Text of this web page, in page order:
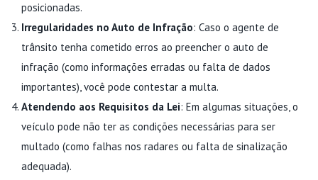
posicionadas.
Irregularidades no Auto de Infração: Caso o agente de
trânsito tenha cometido erros ao preencher o auto de
infração (como informações erradas ou falta de dados
importantes), você pode contestar a multa.
Atendendo aos Requisitos da Lei: Em algumas situações, o
veículo pode não ter as condições necessárias para ser
multado (como falhas nos radares ou falta de sinalização
adequada).